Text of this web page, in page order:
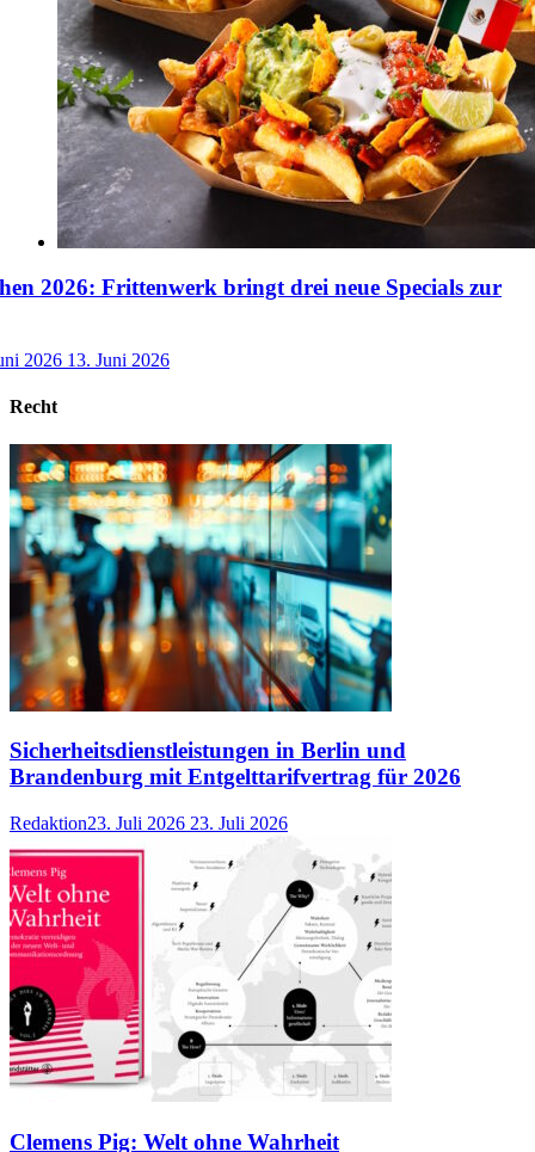
2026: Frittenwerk bringt drei neue Specials zur
2026 13. Juni 2026
Recht
Sicherheitsdienstleistungen in Berlin und
Brandenburg mit Entgelttarifvertrag für 2026
Redaktion23. Juli 2026 23. Juli 2026
Clemens Pig: Welt ohne Wahrheit